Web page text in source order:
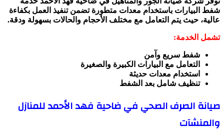
شفط البيارات باستخدام معدات متطورة تضمن تنفيذ العمل بكفاءة
عالية، حيث يتم التعامل مع مختلف الأحجام والحالات بسهولة ودقة.
تشمل الخدمة:
شفط سريع وآمن
التعامل مع البيارات الكبيرة والصغيرة
استخدام معدات حديثة
تنظيف شامل بعد الشفط
صيانة الصرف الصحي في ضاحية فهد الأحمد للمنازل
والمنشآت